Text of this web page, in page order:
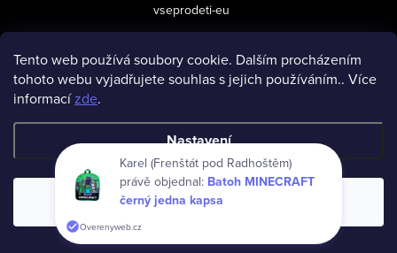
Tento web používá soubory cookie. Dalším procházením
tohoto webu vyjadřujete souhlas s jejich používáním.. Více
informacízde.
Nastavení
Souhlasím
vseprodeti-eu
Copyright 2026www.vseprodeti.eu. Všechna práva vyhrazena.
Karel (Frenštát pod Radhoštěm)
právě objednal: Batoh MINECRAFT
černý jedna kapsa
Overenyweb.cz